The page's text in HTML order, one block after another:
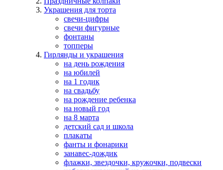
Украшения для торта
свечи-цифры
свечи фигурные
фонтаны
топперы
Гирлянды и украшения
на день рождения
на юбилей
на 1 годик
на свадьбу
на рождение ребенка
на новый год
на 8 марта
детский сад и школа
плакаты
фанты и фонарики
занавес-дождик
флажки, звездочки, кружочки, подвески